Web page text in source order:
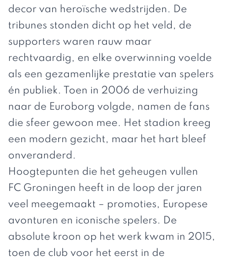
decor van heroïsche wedstrijden. De
tribunes stonden dicht op het veld, de
supporters waren rauw maar
rechtvaardig, en elke overwinning voelde
als een gezamenlijke prestatie van spelers
én publiek. Toen in 2006 de verhuizing
naar de Euroborg volgde, namen de fans
die sfeer gewoon mee. Het stadion kreeg
een modern gezicht, maar het hart bleef
onveranderd.
Hoogtepunten die het geheugen vullen
FC Groningen heeft in de loop der jaren
veel meegemaakt – promoties, Europese
avonturen en iconische spelers. De
absolute kroon op het werk kwam in 2015,
toen de club voor het eerst in de